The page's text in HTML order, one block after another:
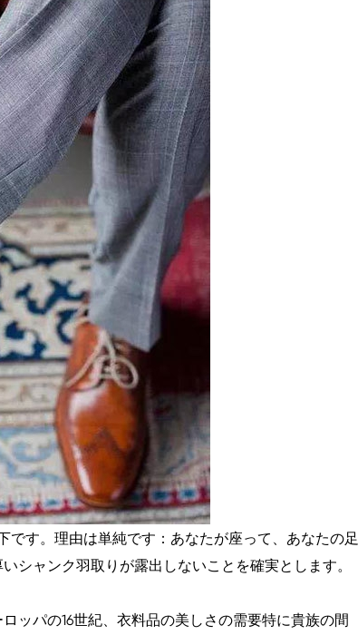
ックス
クルーソックス
す。理由は単純です：あなたが座って、あなたの足
シャンク羽取りが露出しないことを確実とします。
ッパの16世紀、衣料品の美しさの需要特に貴族の間